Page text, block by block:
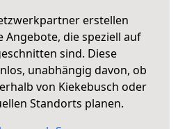
erstellen
die speziell auf
sind. Diese
unabhängig davon, ob
von Kiekebusch oder
Standorts planen.